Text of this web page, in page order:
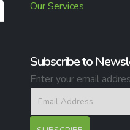
Our Services
Subscribe to
Enter your email